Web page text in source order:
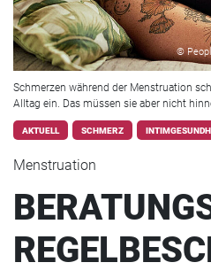
©
Schmerzen während der Menstruation
Alltag ein. Das müssen sie aber nicht
AKTUELL SCHMERZ
Menstruation